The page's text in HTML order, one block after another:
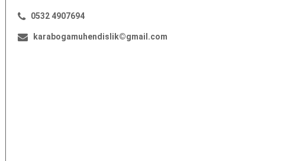
0532 4907694
karabogamuhendislik©gmail.com